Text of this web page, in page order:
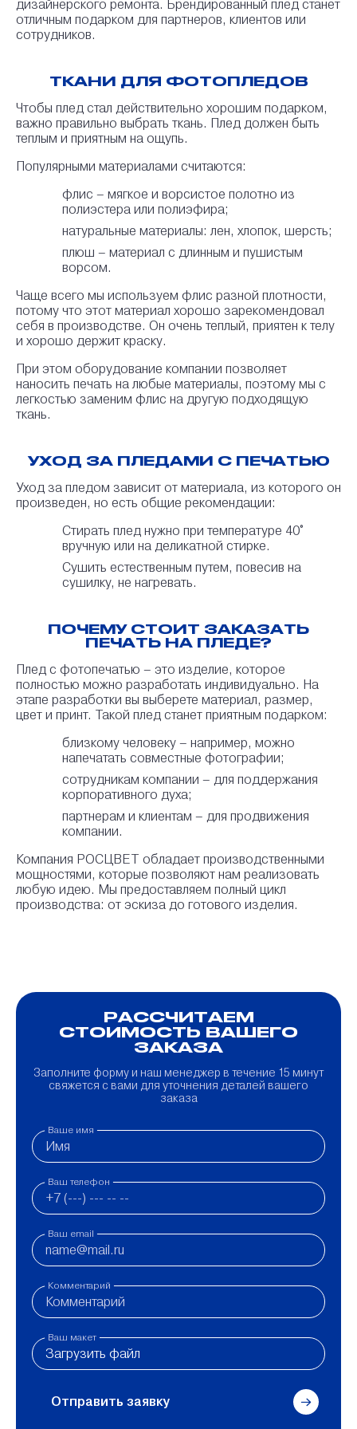
дизайнерского ремонта. Брендированный плед станет
отличным подарком для партнеров, клиентов или
сотрудников.
ТКАНИ ДЛЯ ФОТОПЛЕДОВ
Чтобы плед стал действительно хорошим подарком,
важно правильно выбрать ткань. Плед должен быть
теплым и приятным на ощупь.
Популярными материалами считаются:
флис – мягкое и ворсистое полотно из
полиэстера или полиэфира;
натуральные материалы: лен, хлопок, шерсть;
плюш – материал с длинным и пушистым
ворсом.
Чаще всего мы используем флис разной плотности,
потому что этот материал хорошо зарекомендовал
себя в производстве. Он очень теплый, приятен к телу
и хорошо держит краску.
При этом оборудование компании позволяет
наносить печать на любые материалы, поэтому мы с
легкостью заменим флис на другую подходящую
ткань.
УХОД ЗА ПЛЕДАМИ С ПЕЧАТЬЮ
Уход за пледом зависит от материала, из которого он
произведен, но есть общие рекомендации:
Стирать плед нужно при температуре 40°
вручную или на деликатной стирке.
Сушить естественным путем, повесив на
сушилку, не нагревать.
ПОЧЕМУ СТОИТ ЗАКАЗАТЬ
ПЕЧАТЬ НА ПЛЕДЕ?
Плед с фотопечатью – это изделие, которое
полностью можно разработать индивидуально. На
этапе разработки вы выберете материал, размер,
цвет и принт. Такой плед станет приятным подарком:
близкому человеку – например, можно
напечатать совместные фотографии;
сотрудникам компании – для поддержания
корпоративного духа;
партнерам и клиентам – для продвижения
компании.
Компания РОСЦВЕТ обладает производственными
мощностями, которые позволяют нам реализовать
любую идею. Мы предоставляем полный цикл
производства: от эскиза до готового изделия.
РАССЧИТАЕМ
СТОИМОСТЬ ВАШЕГО
ЗАКАЗА
Заполните форму и наш менеджер в течение 15 минут
свяжется с вами для уточнения деталей вашего
заказа
Ваше имя
Ваш телефон
Ваш email
Комментарий
Ваш макет
Загрузить файл
Отправить заявку